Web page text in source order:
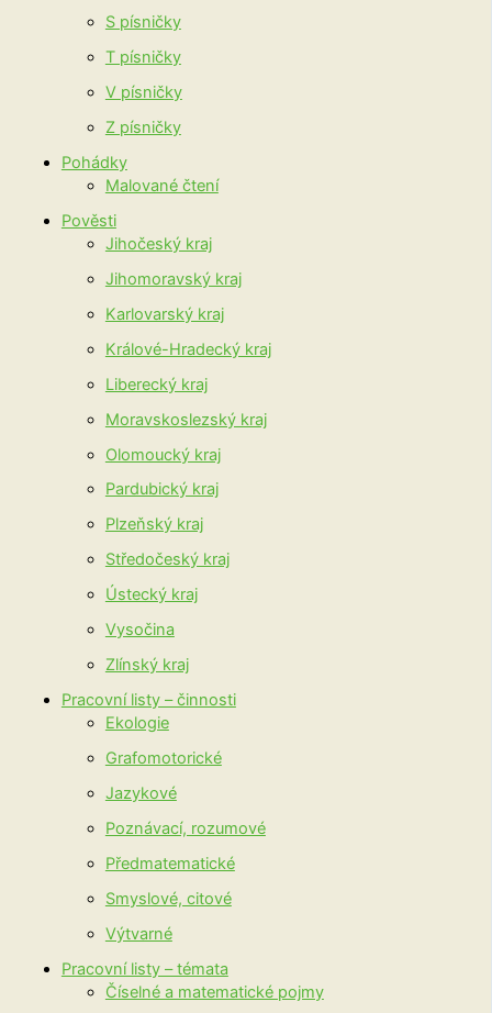
S písničky
T písničky
V písničky
Z písničky
Pohádky
Malované čtení
Pověsti
Jihočeský kraj
Jihomoravský kraj
Karlovarský kraj
Králové-Hradecký kraj
Liberecký kraj
Moravskoslezský kraj
Olomoucký kraj
Pardubický kraj
Plzeňský kraj
Středočeský kraj
Ústecký kraj
Vysočina
Zlínský kraj
Pracovní listy – činnosti
Ekologie
Grafomotorické
Jazykové
Poznávací, rozumové
Předmatematické
Smyslové, citové
Výtvarné
Pracovní listy – témata
Číselné a matematické pojmy